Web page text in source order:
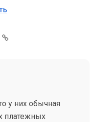
у них обычная
платежных